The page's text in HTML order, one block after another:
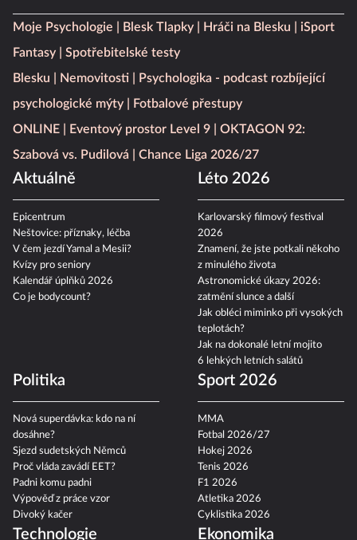
Moje Psychologie Blesk Tlapky Hráči na Blesku
iSport
Fantasy
Spotřebitelské testy
Blesku
Nemovitosti
Psychologika - podcast rozbíjející
psychologické mýty
Fotbalové přestupy
ONLINE
Eventový prostor Level 9
OKTAGON 92:
Szabová vs. Pudilová
Chance Liga 2026/27
Aktuálně
Epicentrum
Neštovice: příznaky, léčba
V čem jezdí Yamal a Mesii?
Kvízy pro seniory
Kalendář úplňků 2026
Co je bodycount?
Léto 2026
Karlovarský filmový festival
2026
Znamení, že jste potkali někoho
z minulého života
Astronomické úkazy 2026:
zatmění slunce a další
Jak obléci miminko při vysokých
teplotách?
Jak na dokonalé letní mojito
6 lehkých letních salátů
Politika
Nová superdávka: kdo na ní
dosáhne?
Sjezd sudetských Němců
Proč vláda zavádí EET?
Padni komu padni
Výpověď z práce vzor
Divoký kačer
Sport 2026
MMA
Fotbal 2026/27
Hokej 2026
Tenis 2026
F1 2026
Atletika 2026
Cyklistika 2026
Technologie Ekonomika